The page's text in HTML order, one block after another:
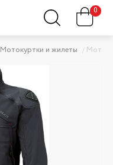
0
Мотокуртки и жилеты